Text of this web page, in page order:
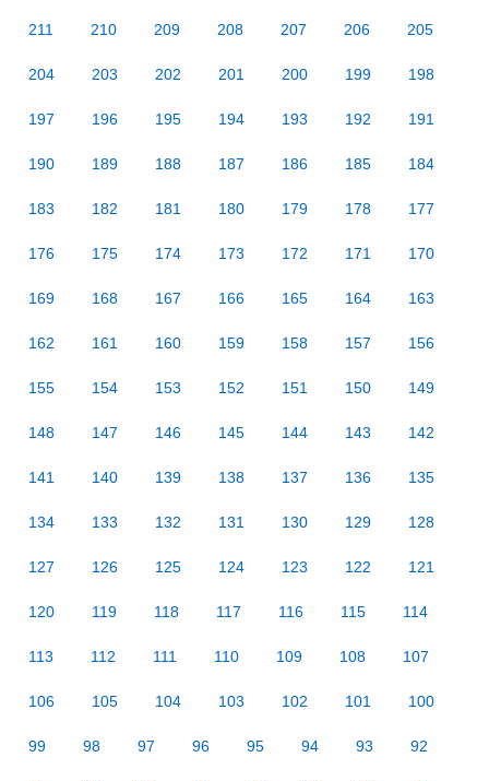
211 210 209 208 207 206 205
204 203 202 201 200 199 198
197 196 195 194 193 192 191
190 189 188 187 186 185 184
183 182 181 180 179 178 177
176 175 174 173 172 171 170
169 168 167 166 165 164 163
162 161 160 159 158 157 156
155 154 153 152 151 150 149
148 147 146 145 144 143 142
141 140 139 138 137 136 135
134 133 132 131 130 129 128
127 126 125 124 123 122 121
120 119 118 117 116 115 114
113 112 111 110 109 108 107
106 105 104 103 102 101 100
99 98 97 96 95 94 93 92